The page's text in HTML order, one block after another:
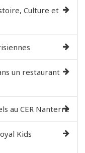
Culture et
un restaurant
au CER Nanterre
Kids